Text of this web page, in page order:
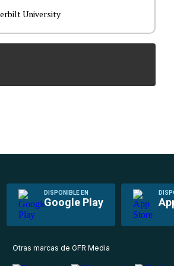
University
DISPONIBLE EN
Google Play
Otras marcas de GFR Media